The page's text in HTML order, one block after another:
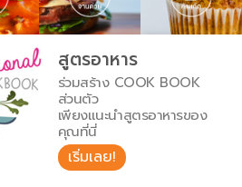
ยการตวง
ภูมิ
นักวัตถุดิบ
สูตรอาหาร
ร่วมสร้าง COOK BOOK
ส่วนตัว
เพียงแนะนำสูตรอาหารของ
คุณที่นี่
เริ่มเลย!